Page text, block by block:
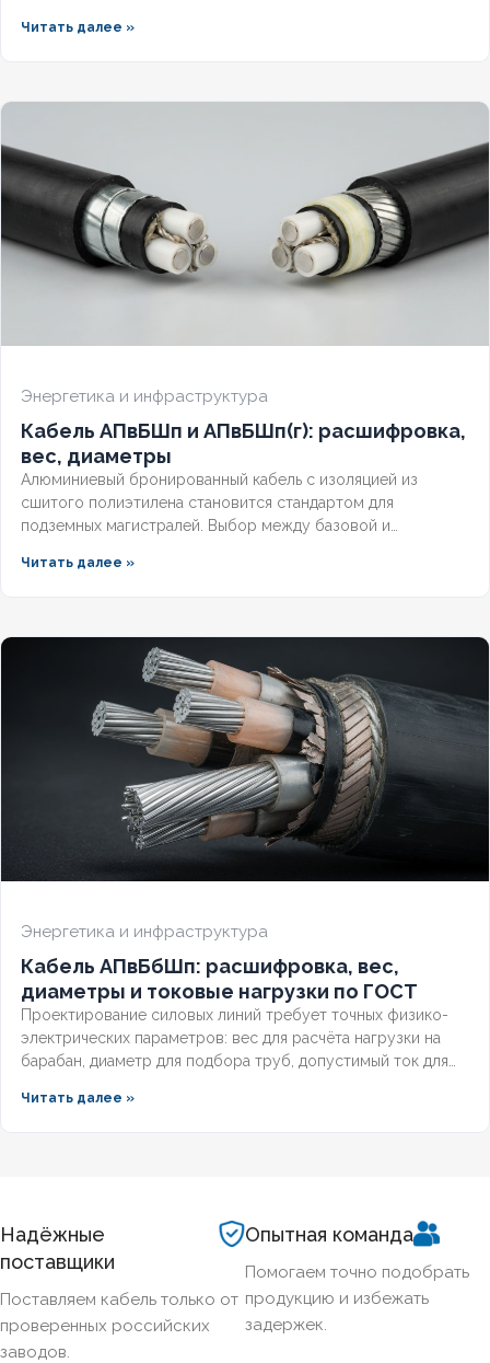
Разберём технический паспорт, требования заземления и
Читать далее »
Энергетика и инфраструктура
Кабель АПвБШп и АПвБШп(г): расшифровка,
вес, диаметры
Алюминиевый бронированный кабель с изоляцией из
сшитого полиэтилена становится стандартом для
подземных магистралей. Выбор между базовой и
вод и требований к надёжности. Разберём конструктивные
Читать далее »
Энергетика и инфраструктура
Кабель АПвБбШп: расшифровка, вес,
диаметры и токовые нагрузки по ГОСТ
Проектирование силовых линий требует точных физико-
электрических параметров: вес для расчёта нагрузки на
барабан, диаметр для подбора труб, допустимый ток для
алюминиевых бронированных кабелей с изоляцией из
Читать далее »
Надёжные
поставщики
Поставляем кабель только от
проверенных российских
заводов.
Опытная команда
Помогаем точно подобрать
продукцию и избежать
задержек.